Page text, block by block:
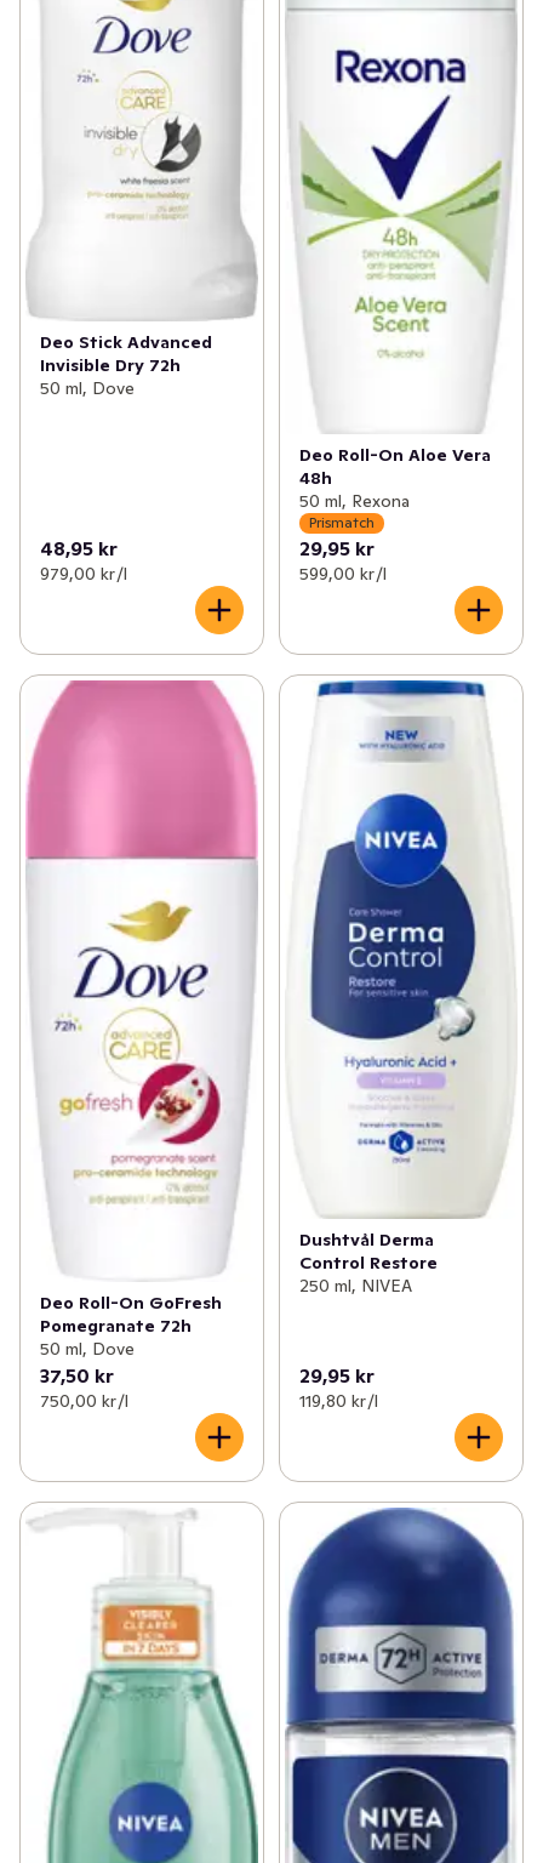
Deo Stick Advanced
Invisible Dry 72h
50 ml, Dove
48,95 kr
979,00 kr /l
Deo Roll-On Aloe Vera
48h
50 ml, Rexona
Prismatch
29,95 kr
599,00 kr /l
Deo Roll-On GoFresh
Pomegranate 72h
50 ml, Dove
37,50 kr
750,00 kr /l
Dushtvål Derma
Control Restore
250 ml, NIVEA
29,95 kr
119,80 kr /l